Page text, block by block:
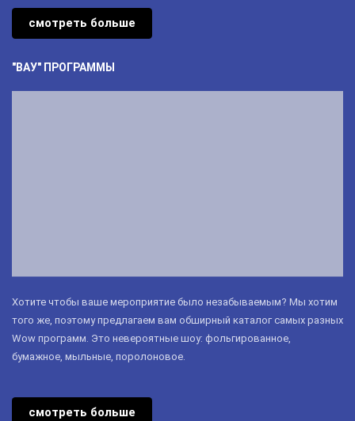
смотреть больше
"ВАУ" ПРОГРАММЫ
Хотите чтобы ваше мероприятие было незабываемым? Мы хотим
того же, поэтому предлагаем вам обширный каталог самых разных
Wow программ. Это невероятные шоу: фольгированное,
бумажное, мыльные, поролоновое.
смотреть больше